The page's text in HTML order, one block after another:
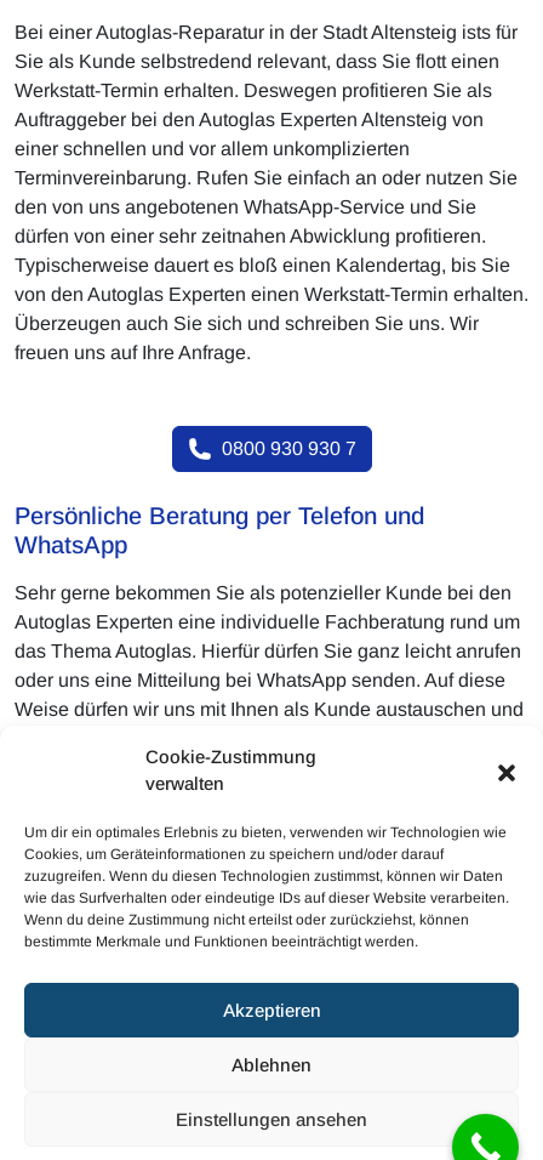
Cookie-Zustimmung
verwalten
Um dir ein optimales Erlebnis zu bieten, verwenden wir Technologien wie
Cookies, um Geräteinformationen zu speichern und/oder darauf
zuzugreifen. Wenn du diesen Technologien zustimmst, können wir Daten
wie das Surfverhalten oder eindeutige IDs auf dieser Website verarbeiten.
Wenn du deine Zustimmung nicht erteilst oder zurückziehst, können
bestimmte Merkmale und Funktionen beeinträchtigt werden.
Akzeptieren
Ablehnen
Einstellungen ansehen
Bei einer Autoglas-Reparatur in der Stadt Altensteig ists für
Sie als Kunde selbstredend relevant, dass Sie flott einen
Werkstatt-Termin erhalten. Deswegen profitieren Sie als
Auftraggeber bei den Autoglas Experten Altensteig von
einer schnellen und vor allem unkomplizierten
Terminvereinbarung. Rufen Sie einfach an oder nutzen Sie
den von uns angebotenen WhatsApp-Service und Sie
dürfen von einer sehr zeitnahen Abwicklung profitieren.
Typischerweise dauert es bloß einen Kalendertag, bis Sie
von den Autoglas Experten einen Werkstatt-Termin erhalten.
Überzeugen auch Sie sich und schreiben Sie uns. Wir
freuen uns auf Ihre Anfrage.
0800 930 930 7
Persönliche Beratung per Telefon und
WhatsApp
Sehr gerne bekommen Sie als potenzieller Kunde bei den
Autoglas Experten eine individuelle Fachberatung rund um
das Thema Autoglas. Hierfür dürfen Sie ganz leicht anrufen
oder uns eine Mitteilung bei WhatsApp senden. Auf diese
Weise dürfen wir uns mit Ihnen als Kunde austauschen und
Selbstredend können Sie unserer Firma ebenso
außerordentlich mit Vergnügen Fotos vom Defekt senden,
damit uns direkt eine Einschätzung möglich ist.
© 2023 Mobiler Autoglas